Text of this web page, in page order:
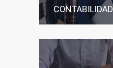
CONTABILIDAD